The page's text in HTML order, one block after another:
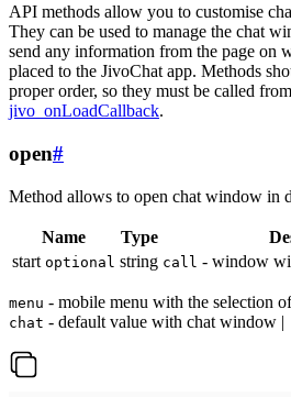
API methods allow you to customise
They can be used to manage the chat
send any information from the page on
placed to the JivoChat app. Methods
proper order, so they must be called
jivo_onLoadCallback.
open#
Method allows to open chat window in
Name Type
start optional string call - window
menu - mobile menu with the selection
chat - default value with chat window |